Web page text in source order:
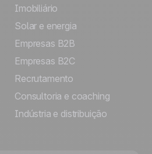
Imobiliário
Solar e energia
Empresas B2B
Empresas B2C
Recrutamento
Consultoria e coaching
Indústria e distribuição